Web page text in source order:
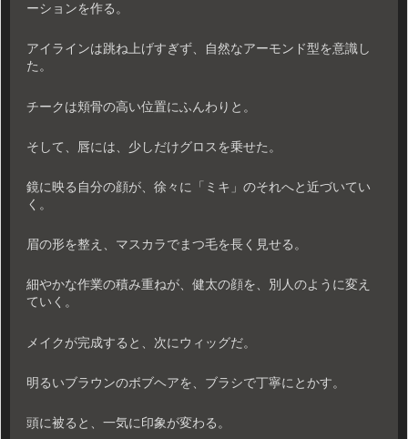
ーションを作る。
アイラインは跳ね上げすぎず、自然なアーモンド型を意識し
た。
チークは頬骨の高い位置にふんわりと。
そして、唇には、少しだけグロスを乗せた。
鏡に映る自分の顔が、徐々に「ミキ」のそれへと近づいてい
く。
眉の形を整え、マスカラでまつ毛を長く見せる。
細やかな作業の積み重ねが、健太の顔を、別人のように変え
ていく。
メイクが完成すると、次にウィッグだ。
明るいブラウンのボブヘアを、ブラシで丁寧にとかす。
頭に被ると、一気に印象が変わる。